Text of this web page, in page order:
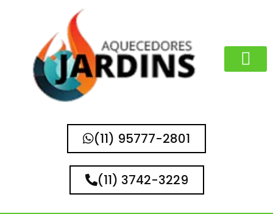
(11) 95777-2801
(11) 3742-3229